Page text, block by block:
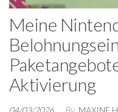
Meine
Aktivierung
04/03/2026 By MAXINE